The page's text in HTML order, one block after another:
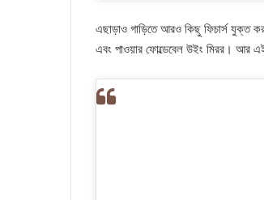
এছাড়াও গাড়িতে আরও কিছু ফিচার্স যুক্ত করা
এবং পাওয়ার ফোল্ডেবেল উইং মিরর। আর এই